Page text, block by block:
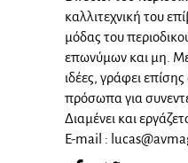
καλλιτεχνική του
μόδας του
επωνύμων και μη. Με
ιδέες, γράφει
πρόσωπα για
Διαμένει και
E-mail :